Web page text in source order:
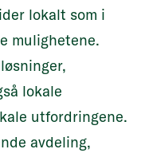
lokalt som i
mulighetene.
lokale
utfordringene.
avdeling,